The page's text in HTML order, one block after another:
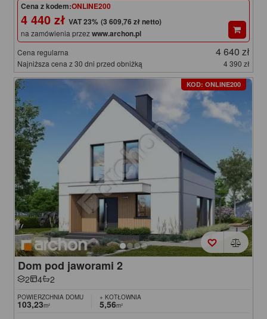
Cena z kodem:ONLINE200
4 440 zł (3 609,76 zł netto)
na zamówienia przezwww.archon.pl
Cena regularna 4 640 zł
Najniższa cena z 30 dni przed obniżką 4 390 zł
KOD: ONLINE200
Dom pod jaworami 2
2 4 2
POWIERZCHNIA DOMU
103,23m²
+ KOTŁOWNIA
5,56m²